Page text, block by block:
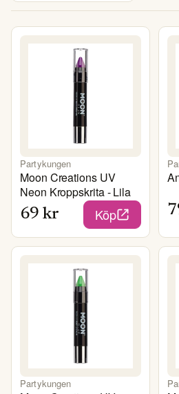
Partykungen
Moon Creations UV
Neon Kroppskrita - Lila
69 kr Köp
Partykungen